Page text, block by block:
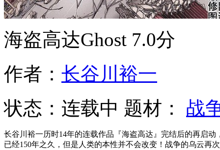
海盗高达Ghost 7.0分
作者： 长谷川裕一
状态： 连载中 题材： 战
长谷川裕一历时14年的连载作品『海盗高达』完结后的再启
已经150年之久，但是人类的本性并不会改变！战争的乌云再